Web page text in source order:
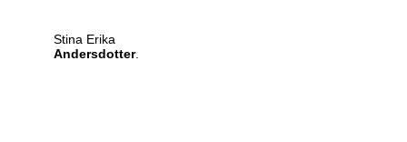
Stina Erika
Andersdotter.